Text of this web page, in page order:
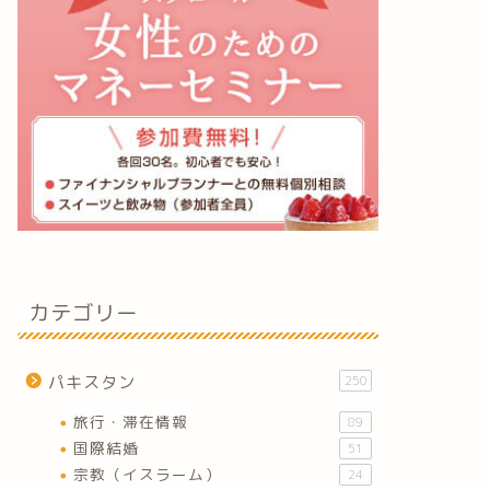
カテゴリー
パキスタン 250
旅行・滞在情報 89
国際結婚 51
宗教（イスラーム） 24